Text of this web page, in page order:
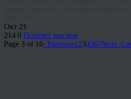
Окт 21
214 0 Портрет маслом
Page 3 of 16‹ Previous1 234567Next ›